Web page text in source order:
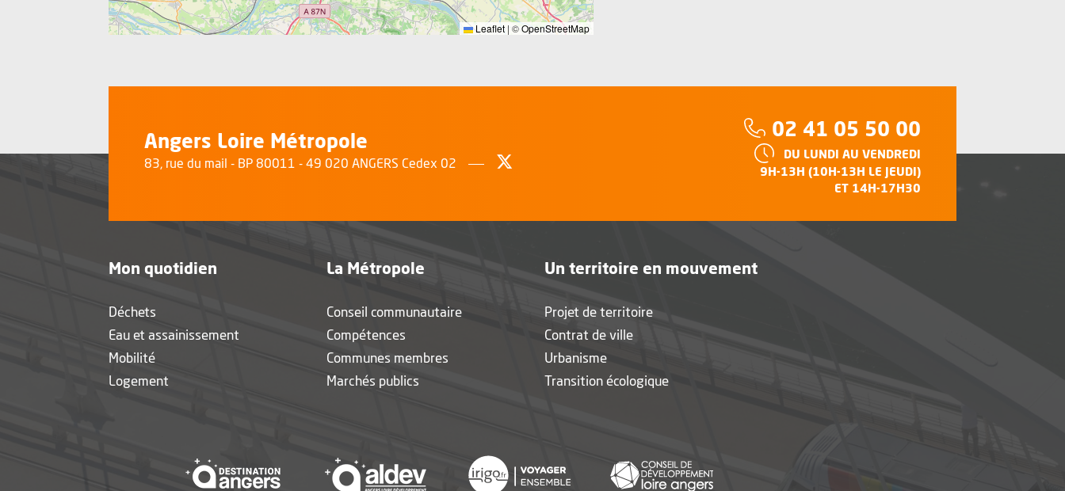
Leaflet | ©OpenStreetMap
Angers Loire Métropole
83, rue du mail - BP 80011 - 49 020 ANGERS Cedex 02
Téléphone :
02 41 05 50 00
HORAIRES :
DU LUNDI AU VENDREDI
9H-13H (10H-13H LE JEUDI)
ET 14H-17H30
Mon quotidien
Déchets
Eau et assainissement
Mobilité
Logement
La Métropole
Conseil communautaire
Compétences
Communes membres
Marchés publics
Un territoire en mouvement
Projet de territoire
Contrat de ville
Urbanisme
Transition écologique
, Ouvre une nouvelle fenêtre, Ouvre une nouvelle fenêtre, Ouvre une nouvelle fenêtre